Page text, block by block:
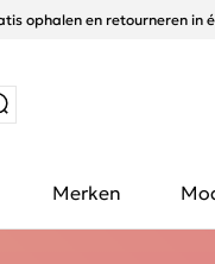
ophalen en retourneren in
Merken